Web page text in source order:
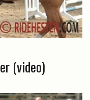
(video)